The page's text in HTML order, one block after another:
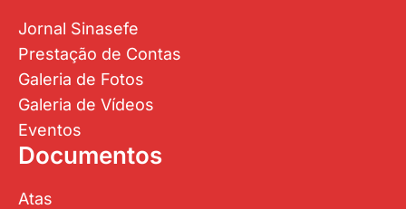
Jornal Sinasefe
Prestação de Contas
Galeria de Fotos
Galeria de Vídeos
Eventos
Documentos
Atas